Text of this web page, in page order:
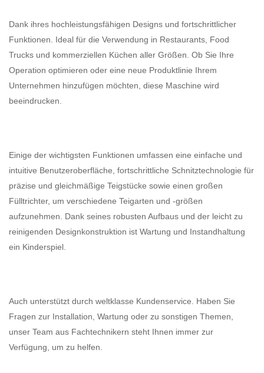
Dank ihres hochleistungsfähigen Designs und fortschrittlicher
Funktionen. Ideal für die Verwendung in Restaurants, Food
Trucks und kommerziellen Küchen aller Größen. Ob Sie Ihre
Operation optimieren oder eine neue Produktlinie Ihrem
Unternehmen hinzufügen möchten, diese Maschine wird
beeindrucken.
Einige der wichtigsten Funktionen umfassen eine einfache und
intuitive Benutzeroberfläche, fortschrittliche Schnitztechnologie für
präzise und gleichmäßige Teigstücke sowie einen großen
Fülltrichter, um verschiedene Teigarten und -größen
aufzunehmen. Dank seines robusten Aufbaus und der leicht zu
reinigenden Designkonstruktion ist Wartung und Instandhaltung
ein Kinderspiel.
Auch unterstützt durch weltklasse Kundenservice. Haben Sie
Fragen zur Installation, Wartung oder zu sonstigen Themen,
unser Team aus Fachtechnikern steht Ihnen immer zur
Verfügung, um zu helfen.